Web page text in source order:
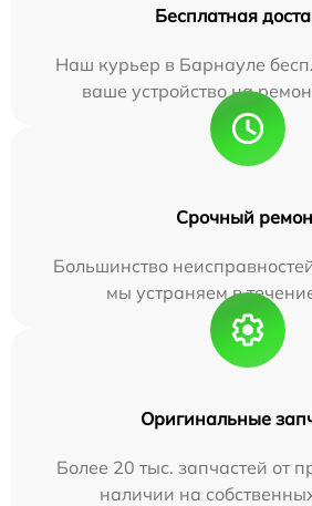
Бесплатная
Наш курьер в Барнауле
ваше устройство на
Срочный
Большинство
мы устраняем в
Оригинальные
Более 20 тыс. запчастей от
наличии на